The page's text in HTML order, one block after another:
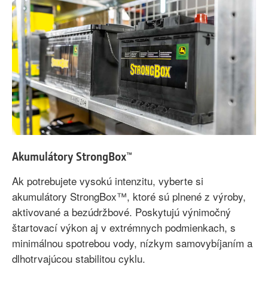
Akumulátory StrongBox™
Ak potrebujete vysokú intenzitu, vyberte si
akumulátory StrongBox™, ktoré sú plnené z výroby,
aktivované a bezúdržbové. Poskytujú výnimočný
štartovací výkon aj v extrémnych podmienkach, s
minimálnou spotrebou vody, nízkym samovybíjaním a
dlhotrvajúcou stabilitou cyklu.